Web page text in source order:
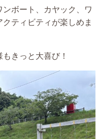
ボート、カヤック、ワ
ティビティが楽しめま
きっと大喜び！